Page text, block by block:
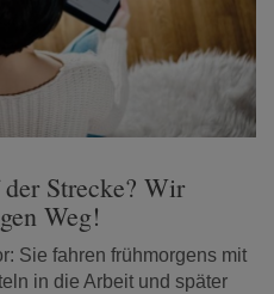
Strecke? Wir
Weg!
Sie fahren frühmorgens mit
in die Arbeit und später